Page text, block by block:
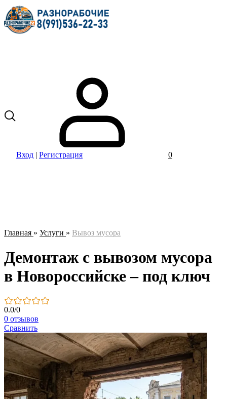
Вход | Регистрация 0
Главная » Услуги » Вывоз мусора
Демонтаж с вывозом мусора
в Новороссийске – под ключ
0.0/0
0 отзывов
Сравнить